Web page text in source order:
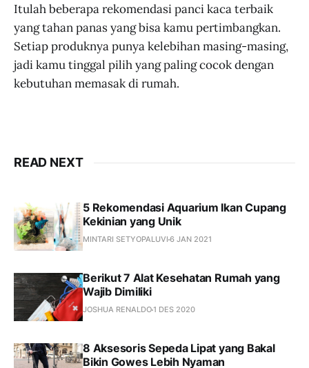
Itulah beberapa rekomendasi panci kaca terbaik
yang tahan panas yang bisa kamu pertimbangkan.
Setiap produknya punya kelebihan masing-masing,
jadi kamu tinggal pilih yang paling cocok dengan
kebutuhan memasak di rumah.
READ NEXT
5 Rekomendasi Aquarium Ikan Cupang
Kekinian yang Unik
MINTARI SETYOPALUVI 6 JAN 2021
Berikut 7 Alat Kesehatan Rumah yang
Wajib Dimiliki
JOSHUA RENALDO1 DES 2020
8 Aksesoris Sepeda Lipat yang Bakal
Bikin Gowes Lebih Nyaman